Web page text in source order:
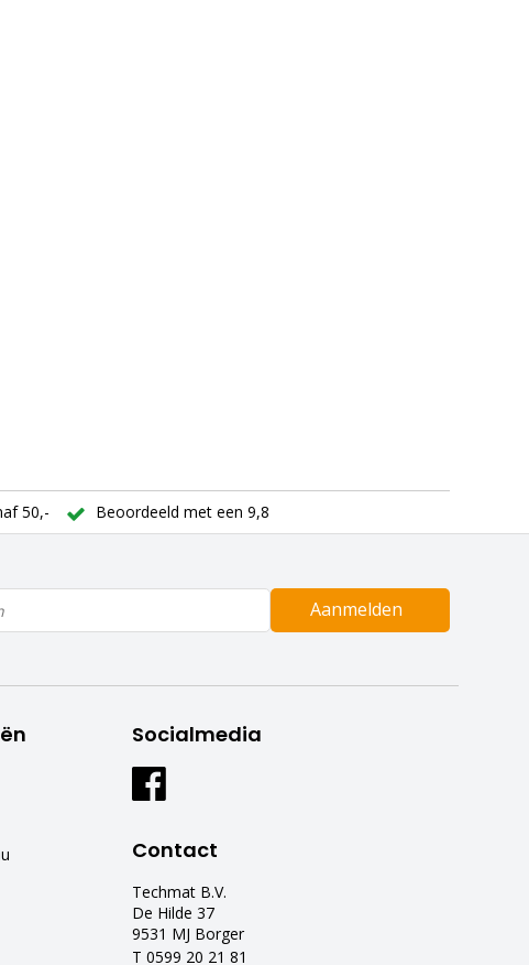
50,- Beoordeeld met een 9,8
Aanmelden
Socialmedia
Contact
Techmat B.V.
De Hilde 37
9531 MJ Borger
T 0599 20 21 81